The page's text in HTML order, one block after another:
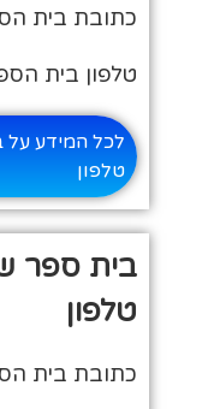
כתובת בית
טלפון בית הספר: 03-
לכל המידע על
טלפון
בית ספר
טלפון
כתובת בית